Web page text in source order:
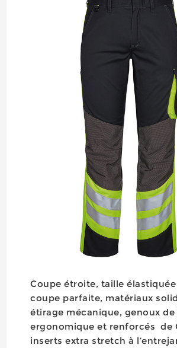
Coupe étroite, taille
coupe parfaite, matériaux
étirage mécanique, genoux
ergonomique et renforcés de
inserts extra stretch à